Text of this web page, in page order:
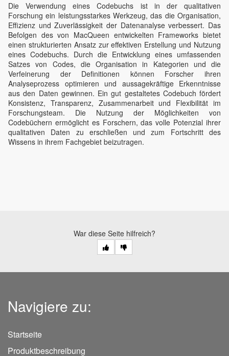
Die Verwendung eines Codebuchs ist in der qualitativen
Forschung ein leistungsstarkes Werkzeug, das die Organisation,
Effizienz und Zuverlässigkeit der Datenanalyse verbessert. Das
Befolgen des von MacQueen entwickelten Frameworks bietet
einen strukturierten Ansatz zur effektiven Erstellung und Nutzung
eines Codebuchs. Durch die Entwicklung eines umfassenden
Satzes von Codes, die Organisation in Kategorien und die
Verfeinerung der Definitionen können Forscher ihren
Analyseprozess optimieren und aussagekräftige Erkenntnisse
aus den Daten gewinnen. Ein gut gestaltetes Codebuch fördert
Konsistenz, Transparenz, Zusammenarbeit und Flexibilität im
Forschungsteam. Die Nutzung der Möglichkeiten von
Codebüchern ermöglicht es Forschern, das volle Potenzial ihrer
qualitativen Daten zu erschließen und zum Fortschritt des
Wissens in ihrem Fachgebiet beizutragen.
War diese Seite hilfreich?
Navigiere zu:
Startseite
Produktbeschreibung